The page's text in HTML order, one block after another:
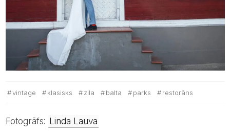
vintage klasisks zila balta parks restorāns
Fotogrāfs: Linda Lauva